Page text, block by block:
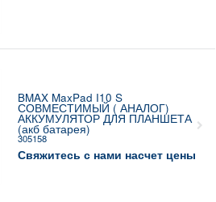
BMAX MaxPad I10 S
СОВМЕСТИМЫЙ ( АНАЛОГ)
АККУМУЛЯТОР ДЛЯ ПЛАНШЕТА
(акб батарея)
305158
Свяжитесь с нами насчет цены